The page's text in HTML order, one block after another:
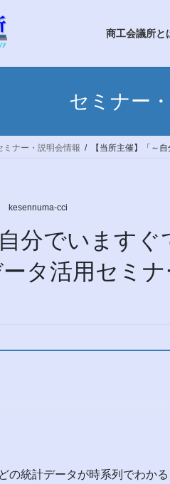
商工会議所と
セミナー
ミナー・説明会情報 【当所主催】「～
kesennuma-cci
分でいます
タ活用セミ
統計データが時系列でわかる